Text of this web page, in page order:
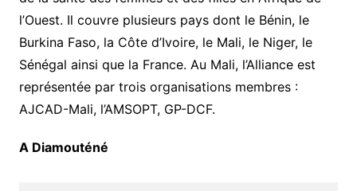
l’Ouest. Il couvre plusieurs pays dont le Bénin, le
Burkina Faso, la Côte d’Ivoire, le Mali, le Niger, le
Sénégal ainsi que la France. Au Mali, l’Alliance est
représentée par trois organisations membres :
AJCAD-Mali, l’AMSOPT, GP-DCF.
A Diamouténé